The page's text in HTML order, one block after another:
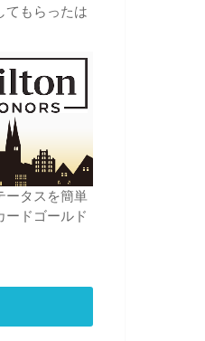
てもらったは
ータスを簡単
ードゴールド